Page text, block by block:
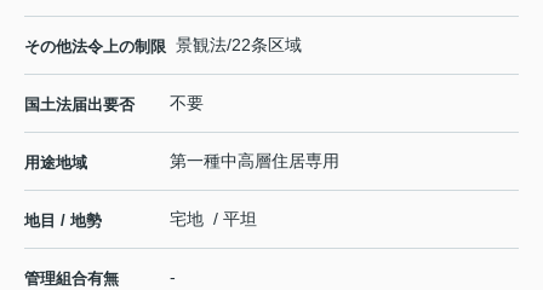
その他法令上の制限 景観法/22条区域
国土法届出要否 不要
用途地域 第一種中高層住居専用
地目 / 地勢 宅地 / 平坦
管理組合有無 -